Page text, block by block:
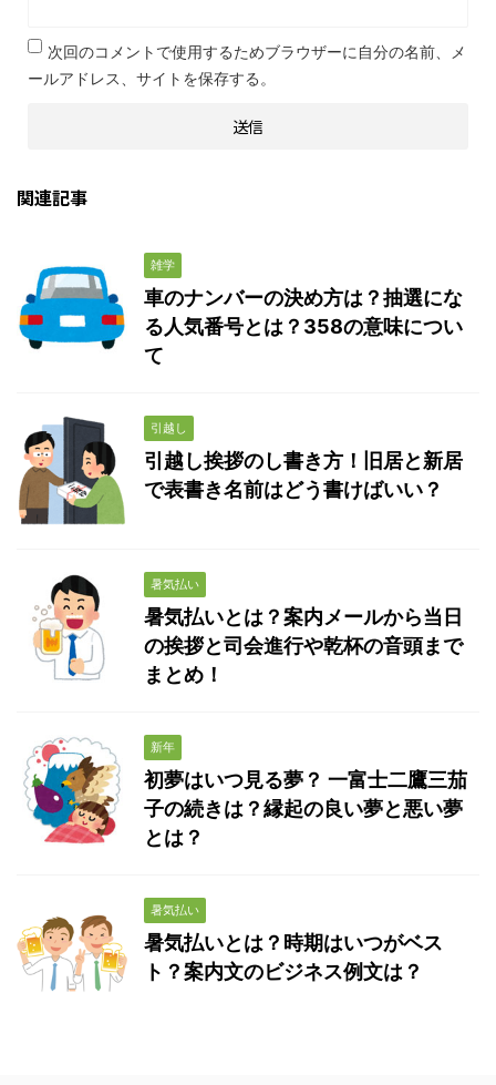
次回のコメントで使用するためブラウザーに自分の名前、メ
ールアドレス、サイトを保存する。
関連記事
雑学
車のナンバーの決め方は？抽選にな
る人気番号とは？358の意味につい
て
引越し
引越し挨拶のし書き方！旧居と新居
で表書き名前はどう書けばいい？
暑気払い
暑気払いとは？案内メールから当日
の挨拶と司会進行や乾杯の音頭まで
まとめ！
新年
初夢はいつ見る夢？ 一富士二鷹三茄
子の続きは？縁起の良い夢と悪い夢
とは？
暑気払い
暑気払いとは？時期はいつがベス
ト？案内文のビジネス例文は？